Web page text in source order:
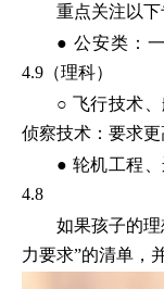
重点关注以下
● 公安类：
4.9（理科）
○ 飞行技术
侦察技术：要求
● 轮机工程
4.8
如果孩子的
力要求”的清单，